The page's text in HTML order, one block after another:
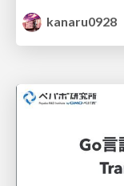
kanaru0928